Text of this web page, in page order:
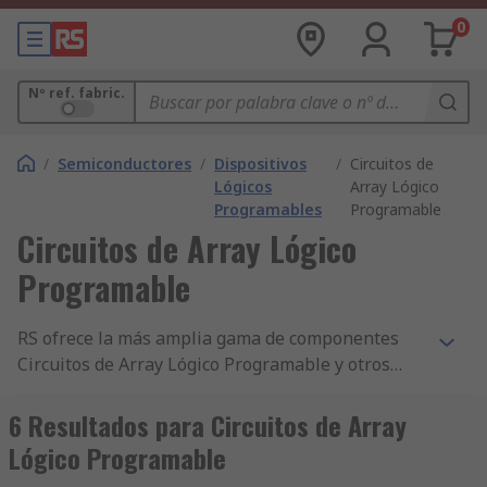
0
Nº ref. fabric.
/ Semiconductores / Dispositivos
Lógicos
Programables
/ Circuitos de
Array Lógico
Programable
Circuitos de Array Lógico
Programable
RS ofrece la más amplia gama de componentes
Circuitos de Array Lógico Programable y otros
Con precios competitivos, productos
homologados por la industria y la alta calidad de
nuestro servicio al cliente, no es de extrañar que
6 Resultados para Circuitos de Array
Lógico Programable